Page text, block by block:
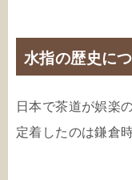
水指の歴史に
日本で茶道が娯楽
定着したのは鎌倉